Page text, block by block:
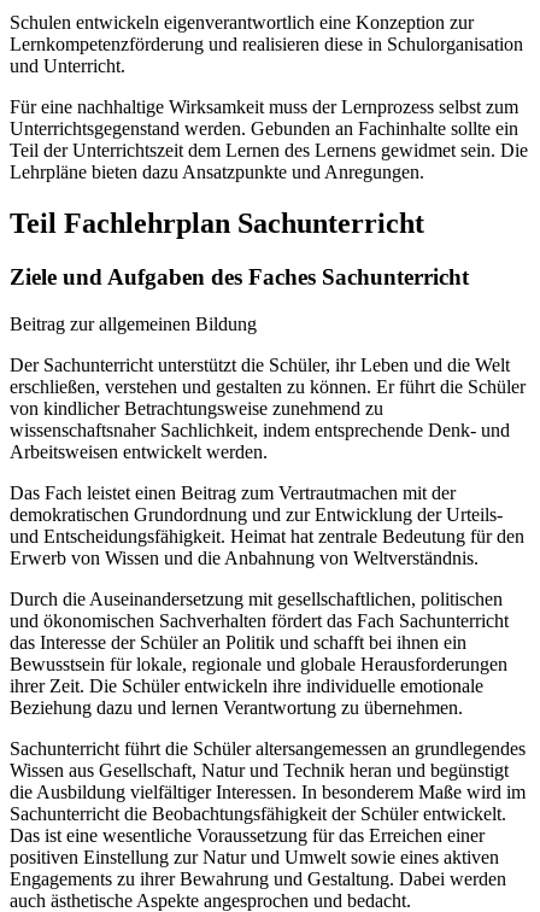
Schulen entwickeln eigenverantwortlich eine Konzeption zur
Lernkompetenzförderung und realisieren diese in Schulorganisation
und Unterricht.
Für eine nachhaltige Wirksamkeit muss der Lernprozess selbst zum
Unterrichtsgegenstand werden. Gebunden an Fachinhalte sollte ein
Teil der Unterrichtszeit dem Lernen des Lernens gewidmet sein. Die
Lehrpläne bieten dazu Ansatzpunkte und Anregungen.
Teil Fachlehrplan Sachunterricht
Ziele und Aufgaben des Faches Sachunterricht
Beitrag zur allgemeinen Bildung
Der Sachunterricht unterstützt die Schüler, ihr Leben und die Welt
erschließen, verstehen und gestalten zu können. Er führt die Schüler
von kindlicher Betrachtungsweise zunehmend zu
wissenschaftsnaher Sachlichkeit, indem entsprechende Denk- und
Arbeitsweisen entwickelt werden.
Das Fach leistet einen Beitrag zum Vertrautmachen mit der
demokratischen Grundordnung und zur Entwicklung der Urteils-
und Entscheidungsfähigkeit. Heimat hat zentrale Bedeutung für den
Erwerb von Wissen und die Anbahnung von Weltverständnis.
Durch die Auseinandersetzung mit gesellschaftlichen, politischen
und ökonomischen Sachverhalten fördert das Fach Sachunterricht
das Interesse der Schüler an Politik und schafft bei ihnen ein
Bewusstsein für lokale, regionale und globale Herausforderungen
ihrer Zeit. Die Schüler entwickeln ihre individuelle emotionale
Beziehung dazu und lernen Verantwortung zu übernehmen.
Sachunterricht führt die Schüler altersangemessen an grundlegendes
Wissen aus Gesellschaft, Natur und Technik heran und begünstigt
die Ausbildung vielfältiger Interessen. In besonderem Maße wird im
Sachunterricht die Beobachtungsfähigkeit der Schüler entwickelt.
Das ist eine wesentliche Voraussetzung für das Erreichen einer
positiven Einstellung zur Natur und Umwelt sowie eines aktiven
Engagements zu ihrer Bewahrung und Gestaltung. Dabei werden
auch ästhetische Aspekte angesprochen und bedacht.